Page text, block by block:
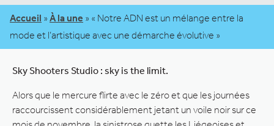
Accueil » À la une » « Notre ADN est un mélange entre la
mode et l’artistique avec une démarche évolutive »
Sky Shooters Studio : sky is the limit.
Alors que le mercure flirte avec le zéro et que les journées
raccourcissent considérablement jetant un voile noir sur ce